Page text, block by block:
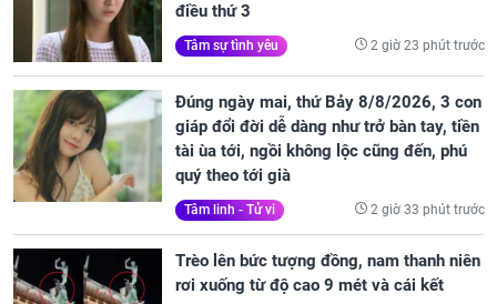
điều thứ 3
Tâm sự tình yêu 2 giờ 23 phút trước
Đúng ngày mai, thứ Bảy 8/8/2026, 3 con
giáp đổi đời dễ dàng như trở bàn tay, tiền
tài ùa tới, ngồi không lộc cũng đến, phú
quý theo tới già
Tâm linh - Tử vi 2 giờ 33 phút trước
Trèo lên bức tượng đồng, nam thanh niên
rơi xuống từ độ cao 9 mét và cái kết